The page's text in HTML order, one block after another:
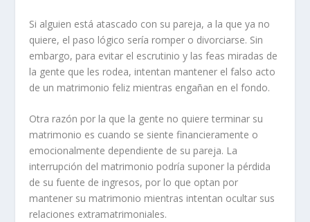
Si alguien está atascado con su pareja, a la que ya no
quiere, el paso lógico sería romper o divorciarse. Sin
embargo, para evitar el escrutinio y las feas miradas de
la gente que les rodea, intentan mantener el falso acto
de un matrimonio feliz mientras engañan en el fondo.
Otra razón por la que la gente no quiere terminar su
matrimonio es cuando se siente financieramente o
emocionalmente dependiente de su pareja. La
interrupción del matrimonio podría suponer la pérdida
de su fuente de ingresos, por lo que optan por
mantener su matrimonio mientras intentan ocultar sus
relaciones extramatrimoniales.